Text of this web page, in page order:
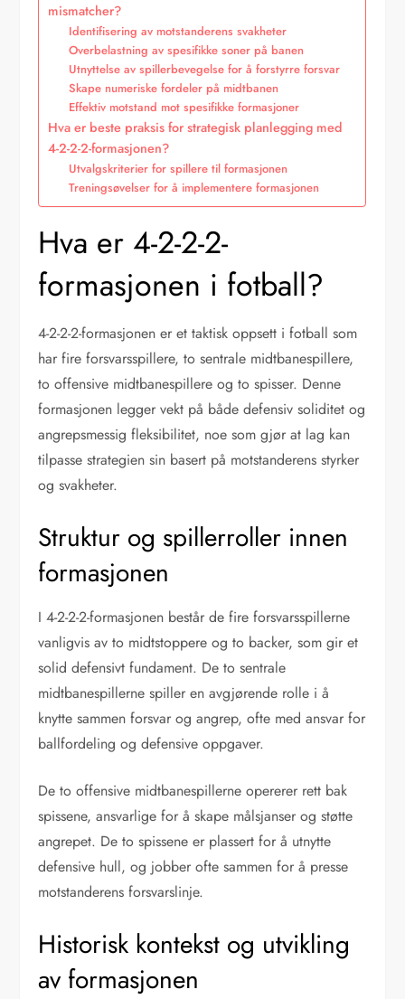
mismatcher?
Identifisering av motstanderens svakheter
Overbelastning av spesifikke soner på banen
Utnyttelse av spillerbevegelse for å forstyrre forsvar
Skape numeriske fordeler på midtbanen
Effektiv motstand mot spesifikke formasjoner
Hva er beste praksis for strategisk planlegging med
4-2-2-2-formasjonen?
Utvalgskriterier for spillere til formasjonen
Treningsøvelser for å implementere formasjonen
Hva er 4-2-2-2-
formasjonen i fotball?
4-2-2-2-formasjonen er et taktisk oppsett i fotball som
har fire forsvarsspillere, to sentrale midtbanespillere,
to offensive midtbanespillere og to spisser. Denne
formasjonen legger vekt på både defensiv soliditet og
angrepsmessig fleksibilitet, noe som gjør at lag kan
tilpasse strategien sin basert på motstanderens styrker
og svakheter.
Struktur og spillerroller innen
formasjonen
I 4-2-2-2-formasjonen består de fire forsvarsspillerne
vanligvis av to midtstoppere og to backer, som gir et
solid defensivt fundament. De to sentrale
midtbanespillerne spiller en avgjørende rolle i å
knytte sammen forsvar og angrep, ofte med ansvar for
ballfordeling og defensive oppgaver.
De to offensive midtbanespillerne opererer rett bak
spissene, ansvarlige for å skape målsjanser og støtte
angrepet. De to spissene er plassert for å utnytte
defensive hull, og jobber ofte sammen for å presse
motstanderens forsvarslinje.
Historisk kontekst og utvikling
av formasjonen